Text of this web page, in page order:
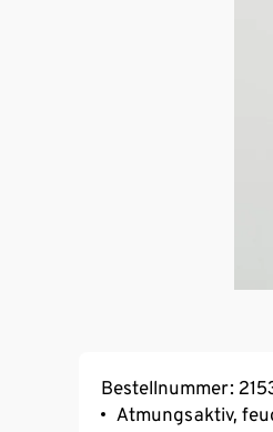
Bestellnummer:
Atmungsaktiv,